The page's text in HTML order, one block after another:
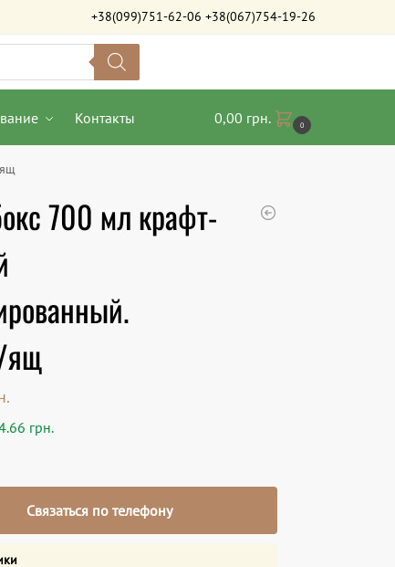
+38(099)751-62-06 +38(067)754-19-26
Контакты 0,00 грн. 0
700 мл крафт-
ящ
грн.
Связаться по телефону